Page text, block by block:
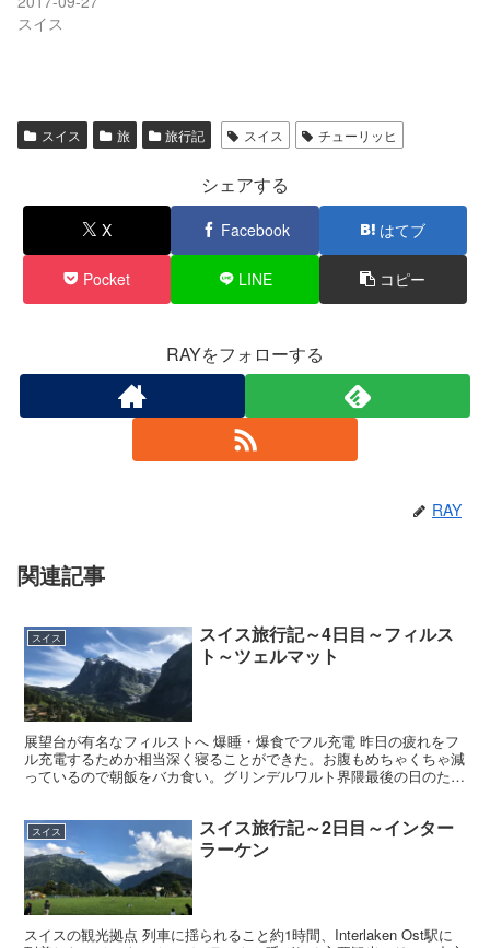
スイス
スイス 旅 旅行記 スイス チューリッヒ
シェアする
X Facebook はてブ
Pocket LINE コピー
RAYをフォローする
RAY
関連記事
スイス
スイス旅行記～4日目～フィルス
ト～ツェルマット
展望台が有名なフィルストへ 爆睡・爆食でフル充電 昨日の疲れをフ
ル充電するためか相当深く寝ることができた。お腹もめちゃくちゃ減
っているので朝飯をバカ食い。グリンデルワルト界隈最後の日のた
スイス
スイス旅行記～2日目～インター
ラーケン
スイスの観光拠点 列車に揺られること約1時間、Interlaken Ost駅に